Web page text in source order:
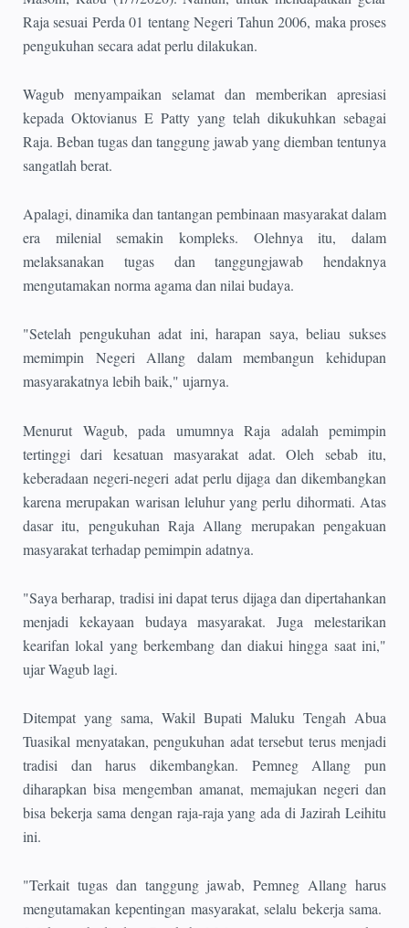
Raja sesuai Perda 01 tentang Negeri Tahun 2006, maka proses
pengukuhan secara adat perlu dilakukan.
Wagub menyampaikan selamat dan memberikan apresiasi
kepada Oktovianus E Patty yang telah dikukuhkan sebagai
Raja. Beban tugas dan tanggung jawab yang diemban tentunya
sangatlah berat.
Apalagi, dinamika dan tantangan pembinaan masyarakat dalam
era milenial semakin kompleks. Olehnya itu, dalam
melaksanakan tugas dan tanggungjawab hendaknya
mengutamakan norma agama dan nilai budaya.
"Setelah pengukuhan adat ini, harapan saya, beliau sukses
memimpin Negeri Allang dalam membangun kehidupan
masyarakatnya lebih baik," ujarnya.
Menurut Wagub, pada umumnya Raja adalah pemimpin
tertinggi dari kesatuan masyarakat adat. Oleh sebab itu,
keberadaan negeri-negeri adat perlu dijaga dan dikembangkan
karena merupakan warisan leluhur yang perlu dihormati. Atas
dasar itu, pengukuhan Raja Allang merupakan pengakuan
masyarakat terhadap pemimpin adatnya.
"Saya berharap, tradisi ini dapat terus dijaga dan dipertahankan
menjadi kekayaan budaya masyarakat. Juga melestarikan
kearifan lokal yang berkembang dan diakui hingga saat ini,"
ujar Wagub lagi.
Ditempat yang sama, Wakil Bupati Maluku Tengah Abua
Tuasikal menyatakan, pengukuhan adat tersebut terus menjadi
tradisi dan harus dikembangkan. Pemneg Allang pun
diharapkan bisa mengemban amanat, memajukan negeri dan
bisa bekerja sama dengan raja-raja yang ada di Jazirah Leihitu
ini.
"Terkait tugas dan tanggung jawab, Pemneg Allang harus
mengutamakan kepentingan masyarakat, selalu bekerja sama.